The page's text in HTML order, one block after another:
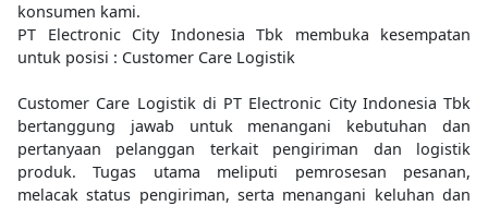
konsumen kami.
PT Electronic City Indonesia Tbk membuka kesempatan
untuk posisi : Customer Care Logistik
Customer Care Logistik di PT Electronic City Indonesia Tbk
bertanggung jawab untuk menangani kebutuhan dan
pertanyaan pelanggan terkait pengiriman dan logistik
produk. Tugas utama meliputi pemrosesan pesanan,
melacak status pengiriman, serta menangani keluhan dan